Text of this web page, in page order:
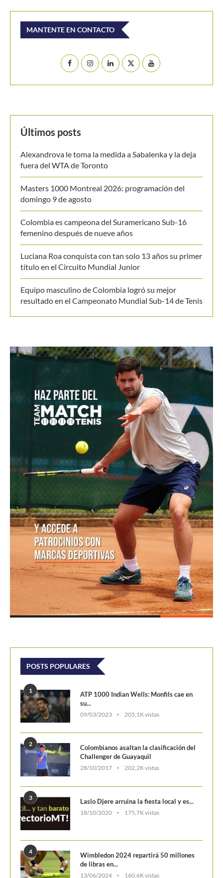
MANTENTE EN CONTACTO
Últimos posts
Alexandrova le toma la medida a Sabalenka y la deja
fuera del WTA de Toronto
Masters 1000 Montreal 2026: programación del
domingo 9 de agosto
Colombia es campeona del Suramericano Sub-16
femenino después de nueve años
Luciana Roa conquista con tan solo 13 años su primer
título en el Circuito Mundial Junior
Equipo masculino de Colombia logró su mejor
resultado en el Campeonato Mundial Sub-14 de Tenis
POSTS POPULARES
1
ATP 1000 Indian Wells: Monfils cae en
su...
09/03/2023 205,1K vistas
2
Colombianos asaltan la clasificación del
Challenger de Guayaquil
28/10/2017 202,2K vistas
3 Laslo Djere arruina la fiesta local y es...
18/10/2020 175,7K vistas
4
Wimbledon 2024 repartirá 50 millones
de libras en...
13/06/2024 160,6K vistas